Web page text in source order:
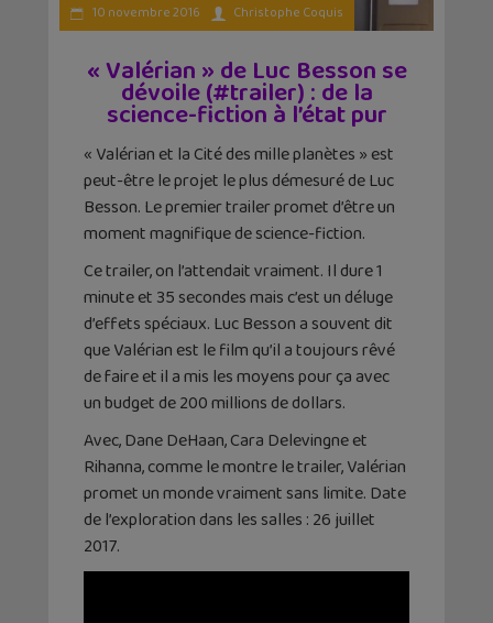
10 novembre 2016 Christophe Coquis
« Valérian » de Luc Besson se
dévoile (#trailer) : de la
science-fiction à l’état pur
« Valérian et la Cité des mille planètes » est
peut-être le projet le plus démesuré de Luc
Besson. Le premier trailer promet d’être un
moment magnifique de science-fiction.
Ce trailer, on l’attendait vraiment. Il dure 1
minute et 35 secondes mais c’est un déluge
d’effets spéciaux. Luc Besson a souvent dit
que Valérian est le film qu’il a toujours rêvé
de faire et il a mis les moyens pour ça avec
un budget de 200 millions de dollars.
Avec, Dane DeHaan, Cara Delevingne et
Rihanna, comme le montre le trailer, Valérian
promet un monde vraiment sans limite. Date
de l’exploration dans les salles : 26 juillet
2017.